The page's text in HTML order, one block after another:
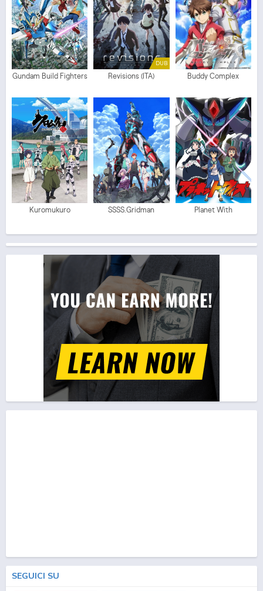
Gundam Build Fighters
DUB
Revisions (ITA) Buddy Complex
Kuromukuro SSSS.Gridman Planet With
SEGUICI SU